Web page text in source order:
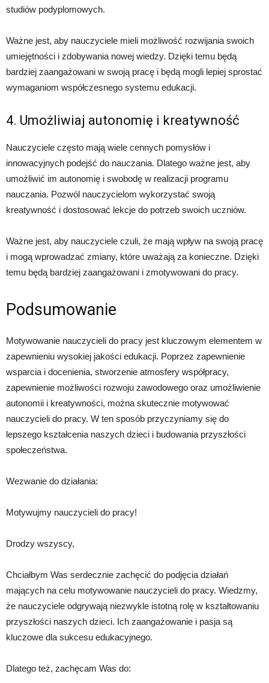
studiów podyplomowych.
Ważne jest, aby nauczyciele mieli możliwość rozwijania swoich
umiejętności i zdobywania nowej wiedzy. Dzięki temu będą
bardziej zaangażowani w swoją pracę i będą mogli lepiej sprostać
wymaganiom współczesnego systemu edukacji.
4. Umożliwiaj autonomię i kreatywność
Nauczyciele często mają wiele cennych pomysłów i
innowacyjnych podejść do nauczania. Dlatego ważne jest, aby
umożliwić im autonomię i swobodę w realizacji programu
nauczania. Pozwól nauczycielom wykorzystać swoją
kreatywność i dostosować lekcje do potrzeb swoich uczniów.
Ważne jest, aby nauczyciele czuli, że mają wpływ na swoją pracę
i mogą wprowadzać zmiany, które uważają za konieczne. Dzięki
temu będą bardziej zaangażowani i zmotywowani do pracy.
Podsumowanie
Motywowanie nauczycieli do pracy jest kluczowym elementem w
zapewnieniu wysokiej jakości edukacji. Poprzez zapewnienie
wsparcia i docenienia, stworzenie atmosfery współpracy,
zapewnienie możliwości rozwoju zawodowego oraz umożliwienie
autonomii i kreatywności, można skutecznie motywować
nauczycieli do pracy. W ten sposób przyczyniamy się do
lepszego kształcenia naszych dzieci i budowania przyszłości
społeczeństwa.
Wezwanie do działania:
Motywujmy nauczycieli do pracy!
Drodzy wszyscy,
Chciałbym Was serdecznie zachęcić do podjęcia działań
mających na celu motywowanie nauczycieli do pracy. Wiedzmy,
że nauczyciele odgrywają niezwykle istotną rolę w kształtowaniu
przyszłości naszych dzieci. Ich zaangażowanie i pasja są
kluczowe dla sukcesu edukacyjnego.
Dlatego też, zachęcam Was do: